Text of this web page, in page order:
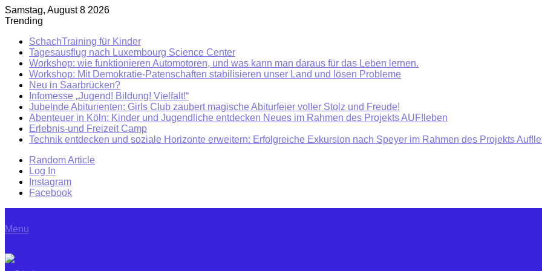
Samstag, August 8 2026
Trending
SchachTraining für Kinder
Tagesausflug nach Luxembourg Science Center
Workshop: wie funktionieren Automotoren, und was kann man daraus für das Leben lernen.
Workshop: Mit Demokratie-Patenschaften stabilisieren unser Land und lösen Probleme
Neu in Saarbrücken?
Infomesse „Jugend! Bildung! Vielfalt!“
Jubelnde Abiturienten: Girls Club zaubert magische Abiturfeier voller Stolz und Freude!
Abenteuer in Köln: Kinder und Jugendliche entdecken Neues im Rahmen des Projekts AUF!leben
Erlebnis-und Freizeit Camp
Technik entdecken und soziale Horizonte erweitern: Erfolgreiche Exkursion nach Speyer im Rahmen des Projekts
Random Article
Log In
Instagram
Facebook
Menu